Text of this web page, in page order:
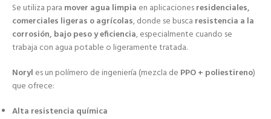
Se utiliza para mover agua limpia en aplicacionesresidenciales,
comerciales ligeras o agrícolas, donde se busca resistencia a la
corrosión, bajo peso y eficiencia, especialmente cuando se
trabaja con agua potable o ligeramente tratada.
Noryl es un polímero de ingeniería (mezcla de PPO + poliestireno)
que ofrece:
Alta resistencia química